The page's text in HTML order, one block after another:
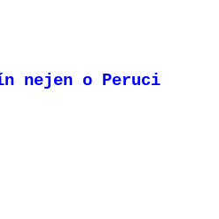
nejen o Peruci